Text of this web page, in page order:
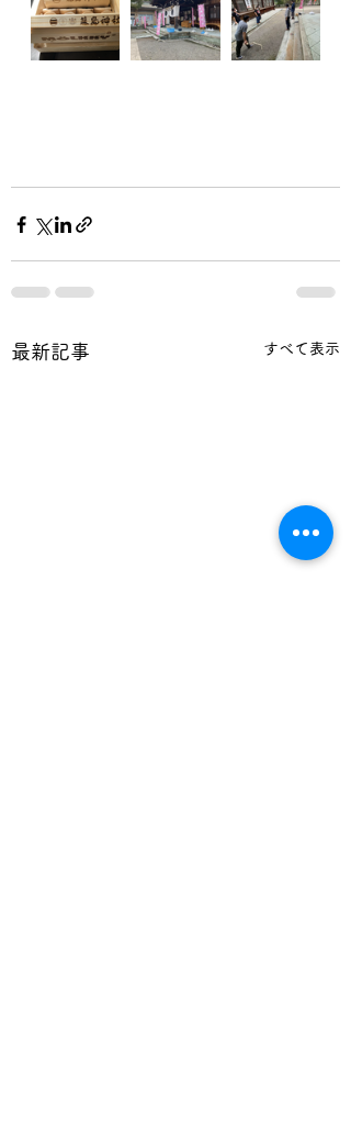
最新記事 すべて表示